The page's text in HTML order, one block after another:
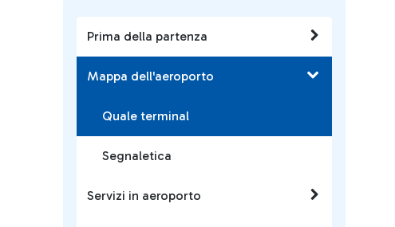
Prima della partenza
Mappa dell'aeroporto
Quale terminal
Segnaletica
Servizi in aeroporto